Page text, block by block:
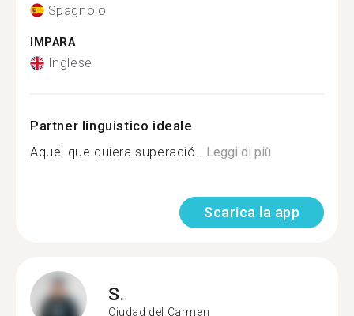
Spagnolo
IMPARA
Inglese
Partner linguistico ideale
Aquel que quiera superació...Leggi di più
Scarica la app
S.
Ciudad del Carmen